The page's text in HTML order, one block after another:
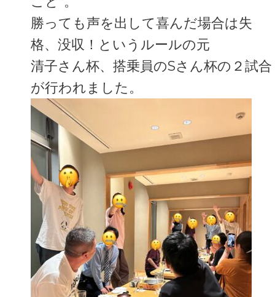
勝っても声を出して喜んだ場合は失
格、没収！というルールの元
清子さん杯、搭乗員のSさん杯の２試合
が行われました。